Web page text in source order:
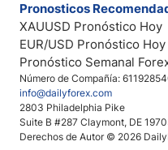
Número de Compañía:
info@dailyforex.com
2803 Philadelphia Pike
Suite B #287 Claymont, DE
Derechos de Autor © 2026
Pronosticos
XAUUSD Pronóstico Hoy
EUR/USD Pronóstico Hoy
Pronóstico Semanal